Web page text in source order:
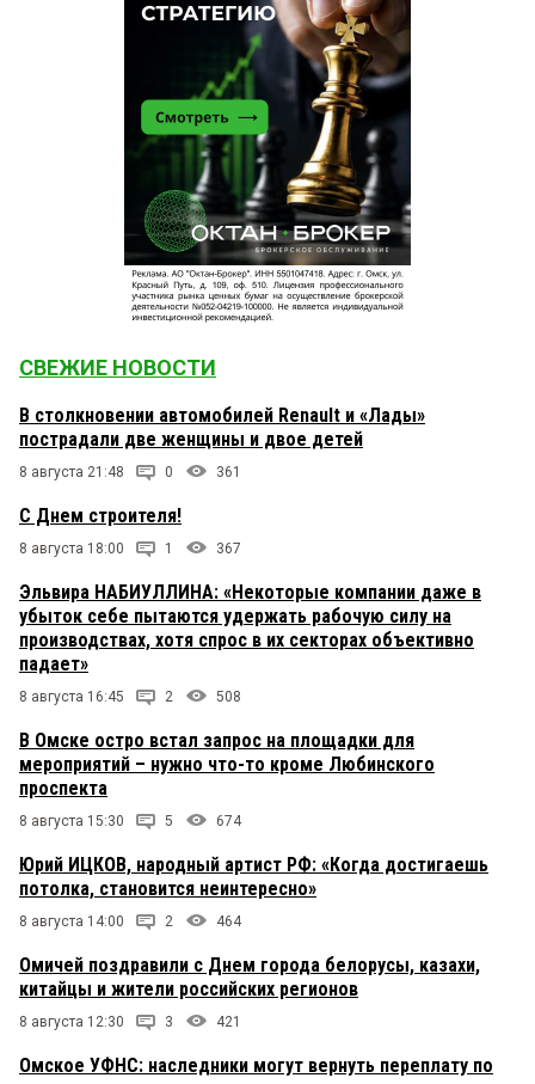
СВЕЖИЕ НОВОСТИ
В столкновении автомобилей Renault и «Лады»
пострадали две женщины и двое детей
8 августа 21:48 0 361
С Днем строителя!
8 августа 18:00 1 367
Эльвира НАБИУЛЛИНА: «Некоторые компании даже в
убыток себе пытаются удержать рабочую силу на
производствах, хотя спрос в их секторах объективно
падает»
8 августа 16:45 2 508
В Омске остро встал запрос на площадки для
мероприятий – нужно что-то кроме Любинского
проспекта
8 августа 15:30 5 674
Юрий ИЦКОВ, народный артист РФ: «Когда достигаешь
потолка, становится неинтересно»
8 августа 14:00 2 464
Омичей поздравили с Днем города белорусы, казахи,
китайцы и жители российских регионов
8 августа 12:30 3 421
Омское УФНС: наследники могут вернуть переплату по